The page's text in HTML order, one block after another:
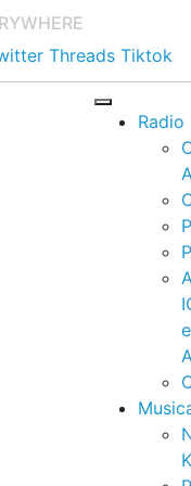
Threads Tiktok
Radio
e